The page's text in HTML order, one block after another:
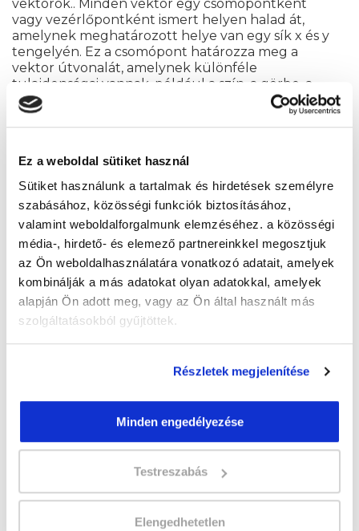
Ez a weboldal sütiket használ
Sütiket használunk a tartalmak és hirdetések személyre
szabásához, közösségi funkciók biztosításához,
valamint weboldalforgalmunk elemzéséhez. a közösségi
média-, hirdető- és elemező partnereinkkel megosztjuk
az Ön weboldalhasználatára vonatkozó adatait, amelyek
kombinálják a más adatokat olyan adatokkal, amelyek
alapján Ön adott meg, vagy az Ön által használt más
szolgáltatásokból gyűjtöttek.
Részletek megjelenítése
Minden engedélyezése
Testreszabás
Elengedhetetlen
vektorok.. Minden vektor egy csomópontként
vagy vezérlőpontként ismert helyen halad át,
amelynek meghatározott helye van egy sík x és y
tengelyén. Ez a csomópont határozza meg a
vektor útvonalát, amelynek különféle
tulajdonságai vannak, például a szín, a görbe, a
kitöltés, az alak és a vastagság. A vektorok
helyzete matematikai képletekkel kapcsolható
össze egymással, amelyek pontosan
átméreteznek.
Miért hasznos az Adobe
Illustrator tanfolyam?